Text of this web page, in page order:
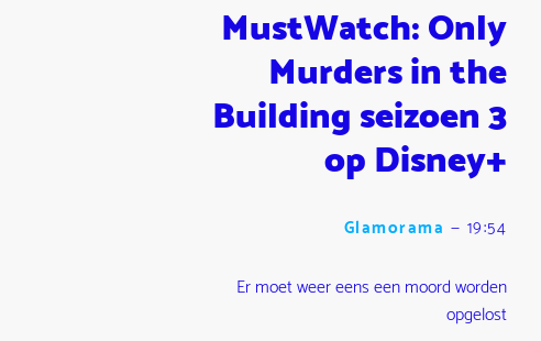
MustWatch: Only
Murders in the
Building seizoen 3
op Disney+
Glamorama — 19:54
Er moet weer eens een moord worden
opgelost